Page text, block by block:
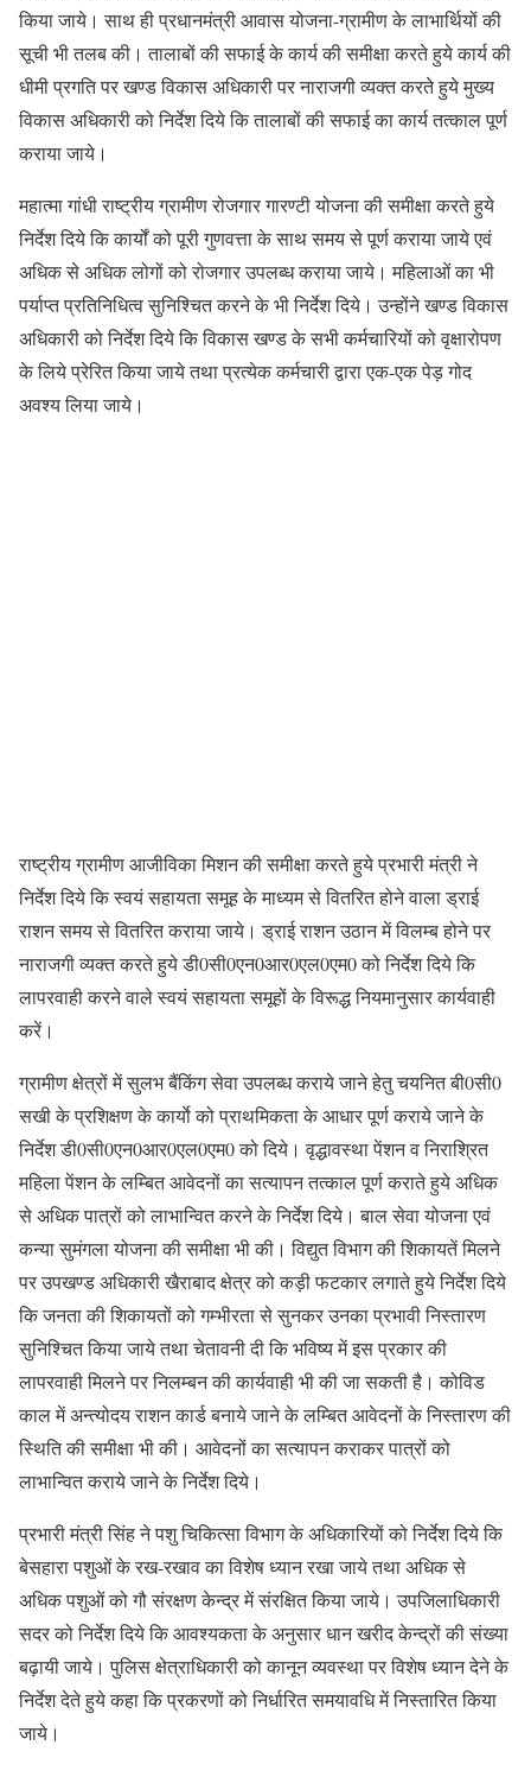
किया जाये। साथ ही प्रधानमंत्री आवास योजना-ग्रामीण के लाभार्थियों की
सूची भी तलब की। तालाबों की सफाई के कार्य की समीक्षा करते हुये कार्य की
धीमी प्रगति पर खण्ड विकास अधिकारी पर नाराजगी व्यक्त करते हुये मुख्य
विकास अधिकारी को निर्देश दिये कि तालाबों की सफाई का कार्य तत्काल पूर्ण
कराया जाये।
महात्मा गांधी राष्ट्रीय ग्रामीण रोजगार गारण्टी योजना की समीक्षा करते हुये
निर्देश दिये कि कार्यों को पूरी गुणवत्ता के साथ समय से पूर्ण कराया जाये एवं
अधिक से अधिक लोगों को रोजगार उपलब्ध कराया जाये। महिलाओं का भी
पर्याप्त प्रतिनिधित्व सुनिश्चित करने के भी निर्देश दिये। उन्होंने खण्ड विकास
अधिकारी को निर्देश दिये कि विकास खण्ड के सभी कर्मचारियों को वृक्षारोपण
के लिये प्रेरित किया जाये तथा प्रत्येक कर्मचारी द्वारा एक-एक पेड़ गोद
अवश्य लिया जाये।
राष्ट्रीय ग्रामीण आजीविका मिशन की समीक्षा करते हुये प्रभारी मंत्री ने
निर्देश दिये कि स्वयं सहायता समूह के माध्यम से वितरित होने वाला ड्राई
राशन समय से वितरित कराया जाये। ड्राई राशन उठान में विलम्ब होने पर
नाराजगी व्यक्त करते हुये डी0सी0एन0आर0एल0एम0 को निर्देश दिये कि
लापरवाही करने वाले स्वयं सहायता समूहों के विरूद्ध नियमानुसार कार्यवाही
करें।
ग्रामीण क्षेत्रों में सुलभ बैंकिंग सेवा उपलब्ध कराये जाने हेतु चयनित बी0सी0
सखी के प्रशिक्षण के कार्याे को प्राथमिकता के आधार पूर्ण कराये जाने के
निर्देश डी0सी0एन0आर0एल0एम0 को दिये। वृद्धावस्था पेंशन व निराश्रित
महिला पेंशन के लम्बित आवेदनों का सत्यापन तत्काल पूर्ण कराते हुये अधिक
से अधिक पात्रों को लाभान्वित करने के निर्देश दिये। बाल सेवा योजना एवं
कन्या सुमंगला योजना की समीक्षा भी की। विद्युत विभाग की शिकायतें मिलने
पर उपखण्ड अधिकारी खैराबाद क्षेत्र को कड़ी फटकार लगाते हुये निर्देश दिये
कि जनता की शिकायतों को गम्भीरता से सुनकर उनका प्रभावी निस्तारण
सुनिश्चित किया जाये तथा चेतावनी दी कि भविष्य में इस प्रकार की
लापरवाही मिलने पर निलम्बन की कार्यवाही भी की जा सकती है। कोविड
काल में अन्त्योदय राशन कार्ड बनाये जाने के लम्बित आवेदनों के निस्तारण की
स्थिति की समीक्षा भी की। आवेदनों का सत्यापन कराकर पात्रों को
लाभान्वित कराये जाने के निर्देश दिये।
प्रभारी मंत्री सिंह ने पशु चिकित्सा विभाग के अधिकारियों को निर्देश दिये कि
बेसहारा पशुओं के रख-रखाव का विशेष ध्यान रखा जाये तथा अधिक से
अधिक पशुओं को गौ संरक्षण केन्द्र में संरक्षित किया जाये। उपजिलाधिकारी
सदर को निर्देश दिये कि आवश्यकता के अनुसार धान खरीद केन्द्रों की संख्या
बढ़ायी जाये। पुलिस क्षेत्राधिकारी को कानून व्यवस्था पर विशेष ध्यान देने के
निर्देश देते हुये कहा कि प्रकरणों को निर्धारित समयावधि में निस्तारित किया
जाये।